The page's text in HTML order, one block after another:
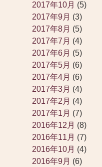
2017年10月 (5)
2017年9月 (3)
2017年8月 (5)
2017年7月 (4)
2017年6月 (5)
2017年5月 (6)
2017年4月 (6)
2017年3月 (4)
2017年2月 (4)
2017年1月 (7)
2016年12月 (8)
2016年11月 (7)
2016年10月 (4)
2016年9月 (6)